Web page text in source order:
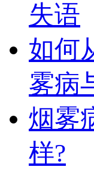
失语
如何
雾病
烟雾
样?